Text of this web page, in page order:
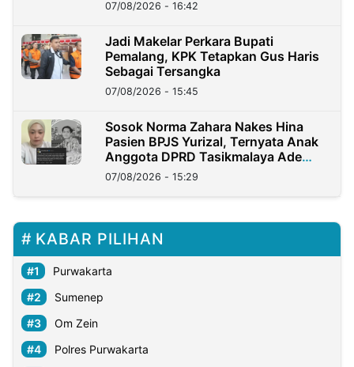
07/08/2026 - 16:42
Jadi Makelar Perkara Bupati
Pemalang, KPK Tetapkan Gus Haris
Sebagai Tersangka
07/08/2026 - 15:45
Sosok Norma Zahara Nakes Hina
Pasien BPJS Yurizal, Ternyata Anak
Anggota DPRD Tasikmalaya Ade
Lukman
07/08/2026 - 15:29
KABAR PILIHAN
Purwakarta
Sumenep
Om Zein
Polres Purwakarta